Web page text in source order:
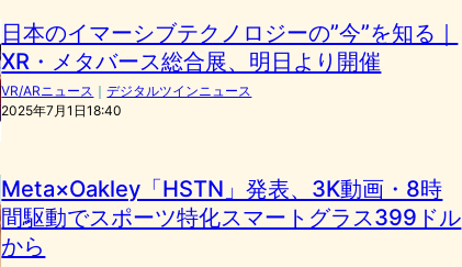
日本のイマーシブテクノロジーの”今”を知る｜
XR・メタバース総合展、明日より開催
VR/ARニュース ｜デジタルツインニュース
2025年7月1日18:40
Meta×Oakley「HSTN」発表、3K動画・8時
間駆動でスポーツ特化スマートグラス399ドル
から